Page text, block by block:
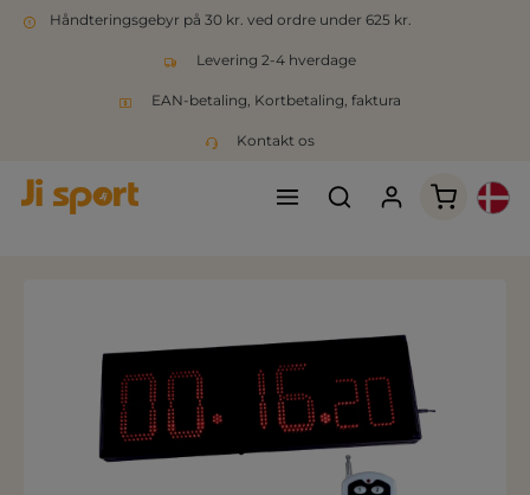
Håndteringsgebyr på 30 kr. ved ordre under 625 kr.
Levering 2-4 hverdage
EAN-betaling, Kortbetaling, faktura
Kontakt os